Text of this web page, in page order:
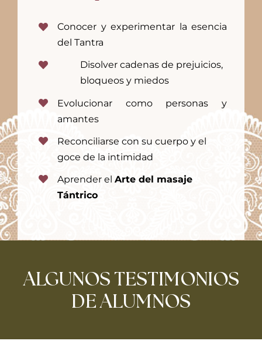
Conocer y experimentar la esencia
del Tantra
Disolver cadenas de prejuicios,
bloqueos y miedos
Evolucionar como personas y
amantes
Reconciliarse con su cuerpo y el
goce de la intimidad
Aprender elArte del masaje
Tántrico
ALGUNOS TESTIMONIOS
DE ALUMNOS